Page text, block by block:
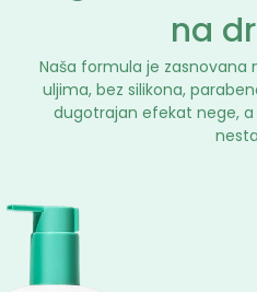
na
Naša formula je zasnovana
uljima, bez silikona,
dugotrajan efekat nege, a